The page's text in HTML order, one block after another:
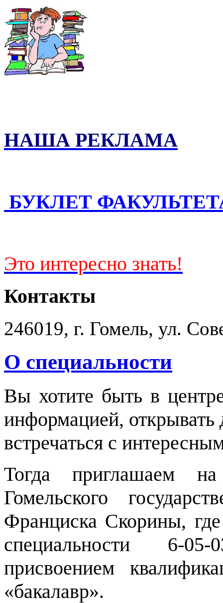
НАША РЕКЛАМА
БУКЛЕТ
Это интересно знать!
Контакты
246019, г. Гомель, ул.
О специальности
Вы хотите быть в
информацией, открывать
встречаться с
Тогда приглашаем на
Гомельского
Франциска Скорины,
специальности 6-
присвоением
«бакалавр».